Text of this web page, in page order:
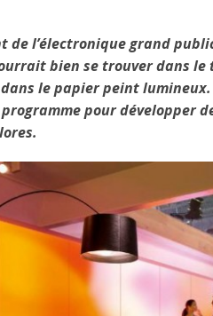
de l’électronique grand
bien se trouver dans
le papier peint
pour développer